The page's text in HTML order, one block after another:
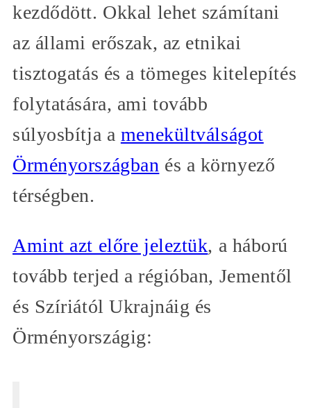
kezdődött. Okkal lehet számítani
az állami erőszak, az etnikai
tisztogatás és a tömeges kitelepítés
folytatására, ami tovább
súlyosbítja a menekültválságot
Örményországban és a környező
térségben.
Amint azt előre jeleztük, a háború
tovább terjed a régióban, Jementől
és Szíriától Ukrajnáig és
Örményországig: